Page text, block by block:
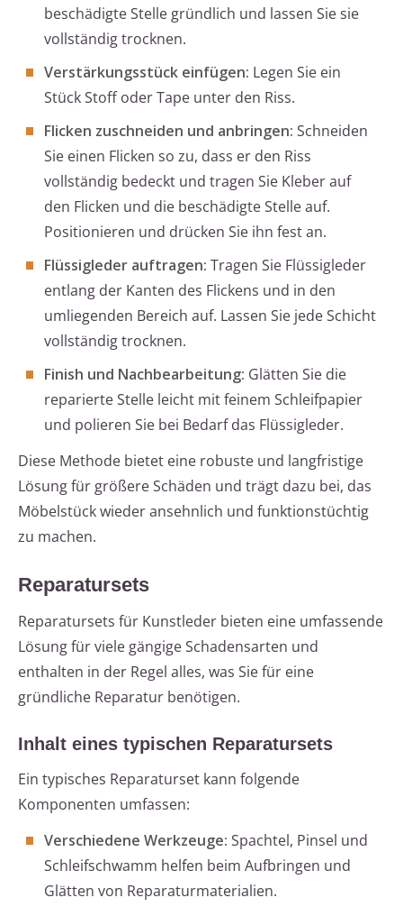
beschädigte Stelle gründlich und lassen Sie sie
vollständig trocknen.
Verstärkungsstück einfügen: Legen Sie ein
Stück Stoff oder Tape unter den Riss.
Flicken zuschneiden und anbringen: Schneiden
Sie einen Flicken so zu, dass er den Riss
vollständig bedeckt und tragen Sie Kleber auf
den Flicken und die beschädigte Stelle auf.
Positionieren und drücken Sie ihn fest an.
Flüssigleder auftragen: Tragen Sie Flüssigleder
entlang der Kanten des Flickens und in den
umliegenden Bereich auf. Lassen Sie jede Schicht
vollständig trocknen.
Finish und Nachbearbeitung: Glätten Sie die
reparierte Stelle leicht mit feinem Schleifpapier
und polieren Sie bei Bedarf das Flüssigleder.
Diese Methode bietet eine robuste und langfristige
Lösung für größere Schäden und trägt dazu bei, das
Möbelstück wieder ansehnlich und funktionstüchtig
zu machen.
Reparatursets
Reparatursets für Kunstleder bieten eine umfassende
Lösung für viele gängige Schadensarten und
enthalten in der Regel alles, was Sie für eine
gründliche Reparatur benötigen.
Inhalt eines typischen Reparatursets
Ein typisches Reparaturset kann folgende
Komponenten umfassen:
Verschiedene Werkzeuge: Spachtel, Pinsel und
Schleifschwamm helfen beim Aufbringen und
Glätten von Reparaturmaterialien.